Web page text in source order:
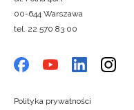
00-644 Warszawa
tel. 22 570 83 00
Polityka prywatności